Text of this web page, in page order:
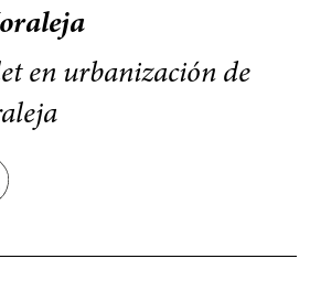
en urbanización de